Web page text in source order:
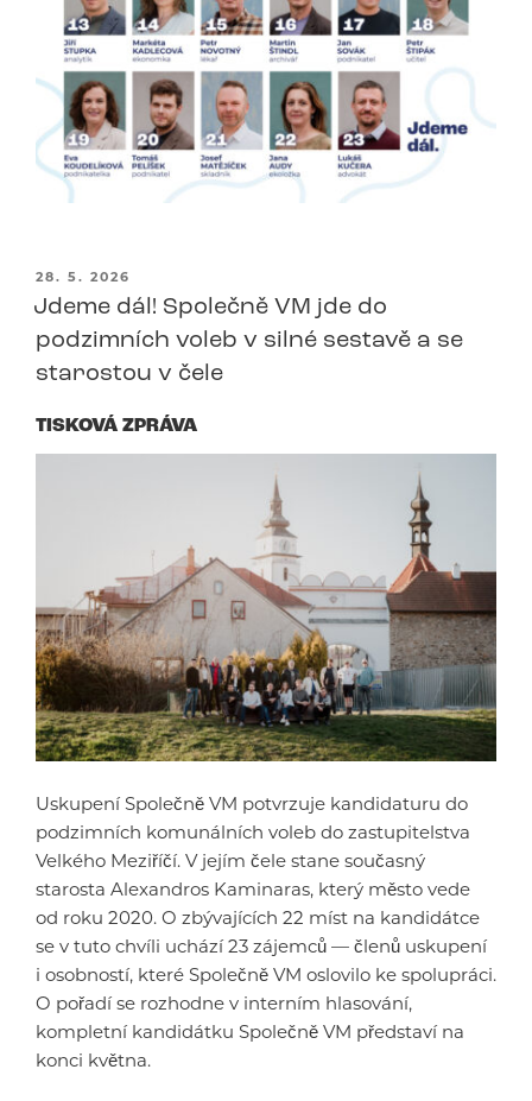
PUBLIKOVÁNO
28. 5. 2026
Jdeme dál! Společně VM jde do
podzimních voleb v silné sestavě a se
starostou v čele
TISKOVÁ ZPRÁVA
Uskupení Společně VM potvrzuje kandidaturu do
podzimních komunálních voleb do zastupitelstva
Velkého Meziříčí. V jejím čele stane současný
starosta Alexandros Kaminaras, který město vede
od roku 2020. O zbývajících 22 míst na kandidátce
se v tuto chvíli uchází 23 zájemců — členů uskupení
i osobností, které Společně VM oslovilo ke spolupráci.
O pořadí se rozhodne v interním hlasování,
kompletní kandidátku Společně VM představí na
konci května.